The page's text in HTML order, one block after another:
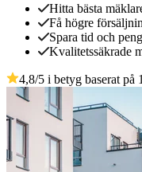
Hitta bästa
Få högre
Spara tid och
Kvalitetssäkrade
4,8/5 i betyg baserat på